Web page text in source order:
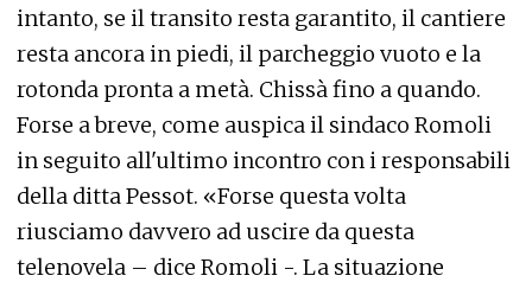
intanto, se il transito resta garantito, il cantiere
resta ancora in piedi, il parcheggio vuoto e la
rotonda pronta a metà. Chissà fino a quando.
Forse a breve, come auspica il sindaco Romoli
in seguito all'ultimo incontro con i responsabili
della ditta Pessot. «Forse questa volta
riusciamo davvero ad uscire da questa
telenovela – dice Romoli -. La situazione